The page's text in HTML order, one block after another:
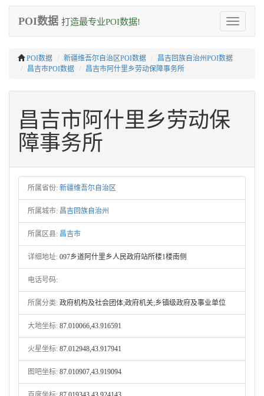
Toggle
navigation
POI数据 打造最专业POI数据!
POI数据 新疆维吾尔自治区POI数据
昌吉回族自治州POI数据
昌吉市POI数据
昌吉市阿什里乡劳动保障事务所
昌吉市阿什里乡劳动保
障事务所
所属省份: 新疆维吾尔自治区
所属城市: 昌吉回族自治州
所属区县: 昌吉市
详细地址: 097乡道阿什里乡人民政府站所楼1楼南侧
电话号码:
所属分类: 政府机构及社会团体;政府机关;乡镇级政府及事业单位
大地坐标: 87.010066,43.916591
火星坐标: 87.012948,43.917941
图吧坐标: 87.010907,43.919094